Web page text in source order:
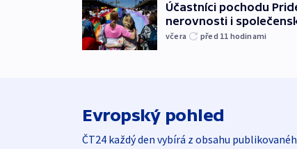
Účastníci pochodu
nerovnosti i
včera před 11 hodinami
Evropský pohled
ČT24 každý den vybírá z obsahu